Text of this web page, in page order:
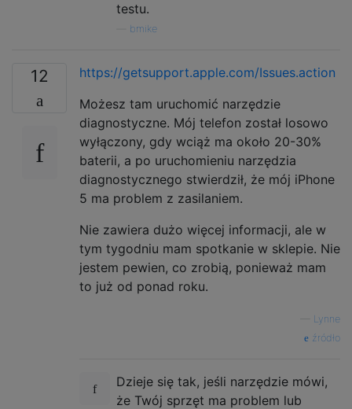
testu.
bmike
12
https://getsupport.apple.com/Issues.action
Możesz tam uruchomić narzędzie
diagnostyczne. Mój telefon został losowo
wyłączony, gdy wciąż ma około 20-30%
baterii, a po uruchomieniu narzędzia
diagnostycznego stwierdził, że mój iPhone
5 ma problem z zasilaniem.
Nie zawiera dużo więcej informacji, ale w
tym tygodniu mam spotkanie w sklepie. Nie
jestem pewien, co zrobią, ponieważ mam
to już od ponad roku.
Lynne
źródło
Dzieje się tak, jeśli narzędzie mówi,
że Twój sprzęt ma problem lub